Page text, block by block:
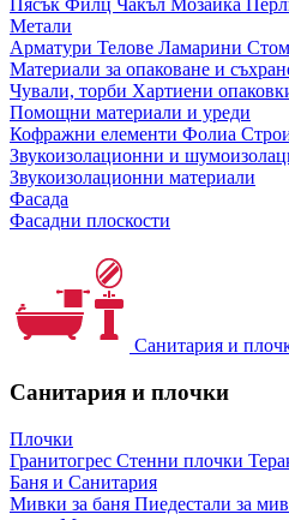
Пясък Филц Чакъл Мозайкa
Метали
Арматури Телове Ламарини
Материали за опаковане и
Чували, торби Хартиени
Помощни материали и уреди
Кофражни елементи Фолиа
Звукоизолационни и
Звукоизолационни материали
Фасада
Фасадни плоскости
Санитария и
Санитария и плочки
Плочки
Гранитогрес Стенни плочки
Баня и Санитария
Мивки за баня Пиедестали за